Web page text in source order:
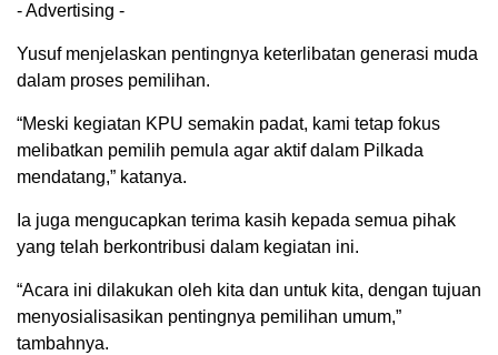
- Advertising -
Yusuf menjelaskan pentingnya keterlibatan generasi muda
dalam proses pemilihan.
“Meski kegiatan KPU semakin padat, kami tetap fokus
melibatkan pemilih pemula agar aktif dalam Pilkada
mendatang,” katanya.
Ia juga mengucapkan terima kasih kepada semua pihak
yang telah berkontribusi dalam kegiatan ini.
“Acara ini dilakukan oleh kita dan untuk kita, dengan tujuan
menyosialisasikan pentingnya pemilihan umum,”
tambahnya.